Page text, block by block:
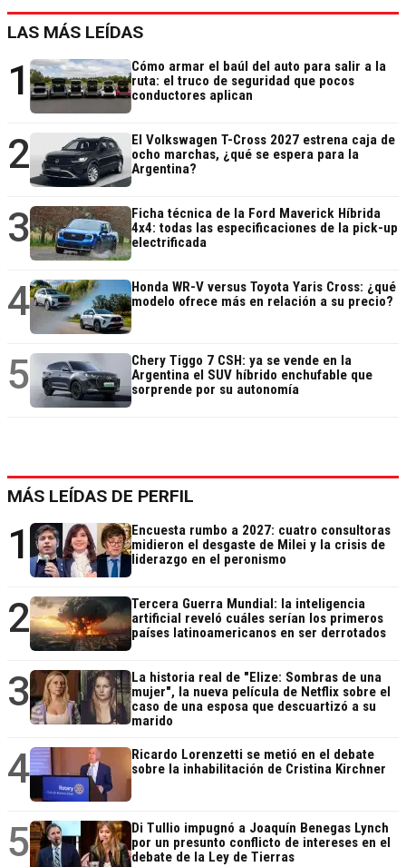
LAS MÁS LEÍDAS
1
Cómo armar el baúl del auto para salir a la
ruta: el truco de seguridad que pocos
conductores aplican
2
El Volkswagen T-Cross 2027 estrena caja de
ocho marchas, ¿qué se espera para la
Argentina?
3
Ficha técnica de la Ford Maverick Híbrida
4x4: todas las especificaciones de la pick-up
electrificada
4
Honda WR-V versus Toyota Yaris Cross: ¿qué
modelo ofrece más en relación a su precio?
5
Chery Tiggo 7 CSH: ya se vende en la
Argentina el SUV híbrido enchufable que
sorprende por su autonomía
MÁS LEÍDAS DE PERFIL
1
Encuesta rumbo a 2027: cuatro consultoras
midieron el desgaste de Milei y la crisis de
liderazgo en el peronismo
2
Tercera Guerra Mundial: la inteligencia
artificial reveló cuáles serían los primeros
países latinoamericanos en ser derrotados
3
La historia real de "Elize: Sombras de una
mujer", la nueva película de Netflix sobre el
caso de una esposa que descuartizó a su
marido
4
Ricardo Lorenzetti se metió en el debate
sobre la inhabilitación de Cristina Kirchner
5
Di Tullio impugnó a Joaquín Benegas Lynch
por un presunto conflicto de intereses en el
debate de la Ley de Tierras